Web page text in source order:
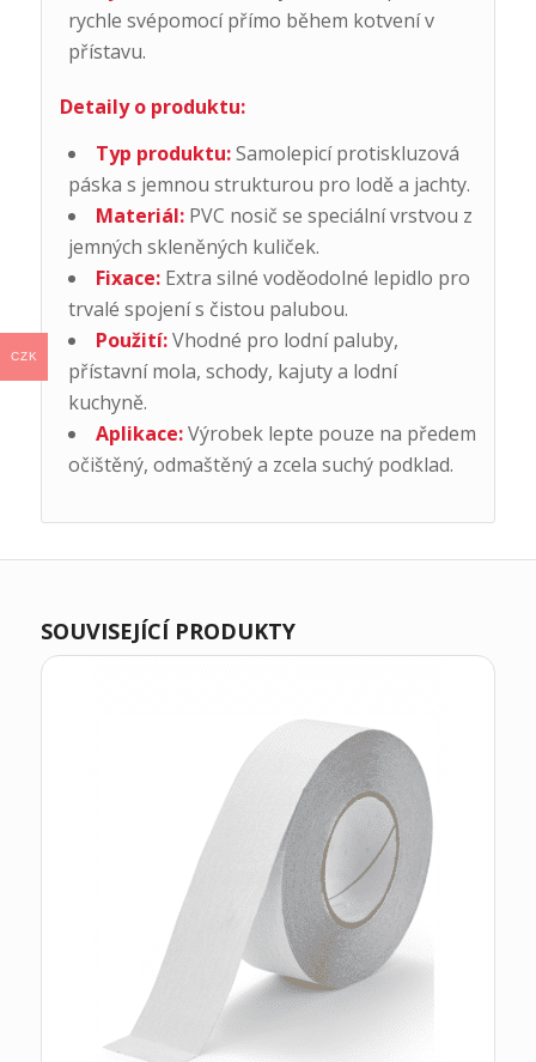
rychle svépomocí přímo během kotvení v
přístavu.
Detaily o produktu:
Typ produktu:Samolepicí protiskluzová
páska s jemnou strukturou pro lodě a jachty.
Materiál:PVC nosič se speciální vrstvou z
jemných skleněných kuliček.
Fixace:Extra silné voděodolné lepidlo pro
trvalé spojení s čistou palubou.
Použití:Vhodné pro lodní paluby,
přístavní mola, schody, kajuty a lodní
kuchyně.
Aplikace:Výrobek lepte pouze na předem
očištěný, odmaštěný a zcela suchý podklad.
SOUVISEJÍCÍ PRODUKTY
CZK